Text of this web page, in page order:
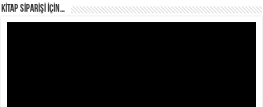
KİTAP SİPARİŞİ İÇİN…